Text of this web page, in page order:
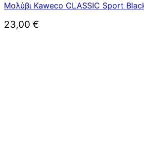
Μολύβι Kaweco CLASSIC Sport
23,00 €